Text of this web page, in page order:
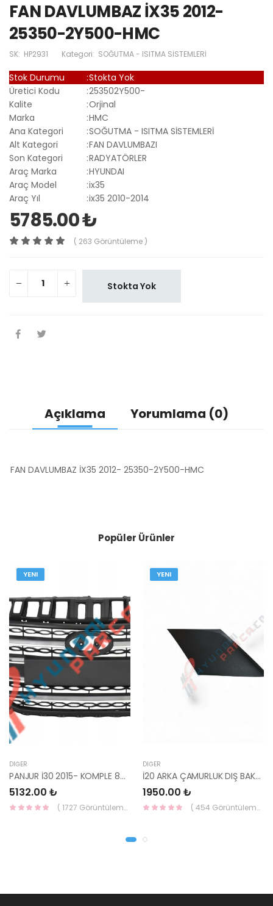
FAN DAVLUMBAZ İX35 2012-
25350-2Y500-HMC
SK: HP2931 Kategori: SOĞUTMA - ISITMA SİSTEMLERİ
Stok Durumu :Stokta Yok
Üretici Kodu
:253502Y500-
Kalite
:Orjinal
Marka
:HMC
Ana Kategori
:SOĞUTMA - ISITMA SİSTEMLERİ
Alt Kategori
:FAN DAVLUMBAZI
Son Kategori
:RADYATÖRLER
Araç Marka
:HYUNDAI
Araç Model
:ix35
Araç Yıl
:ix35 2010-2014
5785.00 ₺
( 263 Görüntüleme )
Stokta Yok
Açıklama Yorumlama (0)
FAN DAVLUMBAZ İX35 2012- 25350-2Y500-HMC
Popüler Ürünler
YENI
DIĞER
PANJUR İ30 2015- KOMPLE 86350-A6800-YS
5132.00 ₺
( 1727 Görüntüleme )
YENI
DIĞER
İ20 ARKA ÇAMURLUK DIŞ BAKALİTİ SOL 2015- ( PARLAK SİYAH ) 87360-C8000-YS
1950.00 ₺
( 454 Görüntüleme )